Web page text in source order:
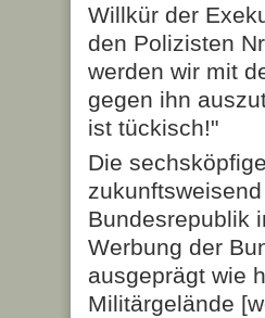
Willkür der
den Polizisten
werden wir mit
gegen ihn
ist tückisch!"
Die
Bundesrepublik
Werbung der
ausgeprägt wie
Militärgelände